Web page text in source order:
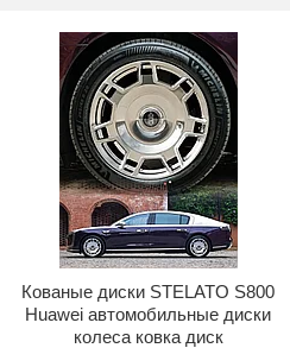
Кованые диски STELATO S800
Huawei автомобильные диски
колеса ковка диск